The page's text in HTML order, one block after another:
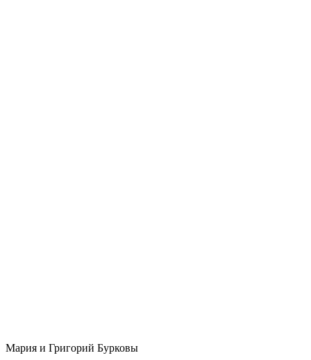
Мария и Григорий Бурковы